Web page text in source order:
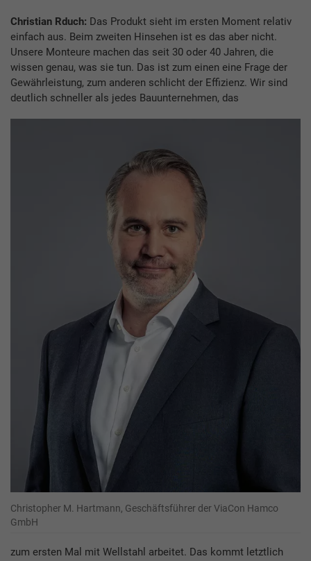
Christian Rduch: Das Produkt sieht im ersten Moment relativ
einfach aus. Beim zweiten Hinsehen ist es das aber nicht.
Unsere Monteure machen das seit 30 oder 40 Jahren, die
wissen genau, was sie tun. Das ist zum einen eine Frage der
Gewährleistung, zum anderen schlicht der Effizienz. Wir sind
deutlich schneller als jedes Bauunternehmen, das
Christopher M. Hartmann, Geschäftsführer der ViaCon Hamco
GmbH
zum ersten Mal mit Wellstahl arbeitet. Das kommt letztlich